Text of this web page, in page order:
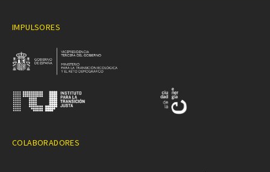
IMPULSORES
COLABORADORES